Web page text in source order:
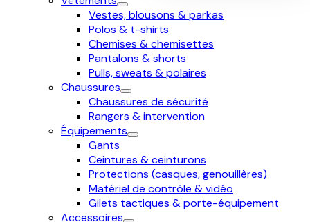
Vestes, blousons & parkas
Polos & t-shirts
Chemises & chemisettes
Pantalons & shorts
Pulls, sweats & polaires
Chaussures
Chaussures de sécurité
Rangers & intervention
Équipements
Gants
Ceintures & ceinturons
Protections (casques, genouillères)
Matériel de contrôle & vidéo
Gilets tactiques & porte-équipement
Accessoires